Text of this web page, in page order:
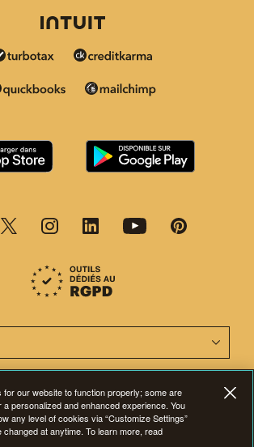
désormais disponible en d'autres
réservés. Mailchimp® est une marque déposée de
Apple et le logo Apple sont des marques de
Mac App Store est une marque d'Apple Inc.
Google Play sont des marques de Google Inc.
our website to function properly; some are
a personalized and enhanced experience. You
any level of cookies via “Customize Settings”
at anytime. To learn more, read